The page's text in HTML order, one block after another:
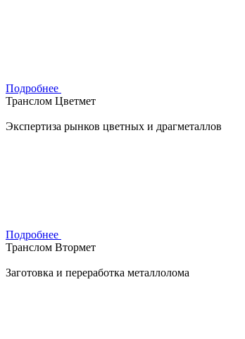
Подробнее
Транслом Цветмет
Экспертиза рынков цветных и драгметаллов
Подробнее
Транслом Втормет
Заготовка и переработка металлолома